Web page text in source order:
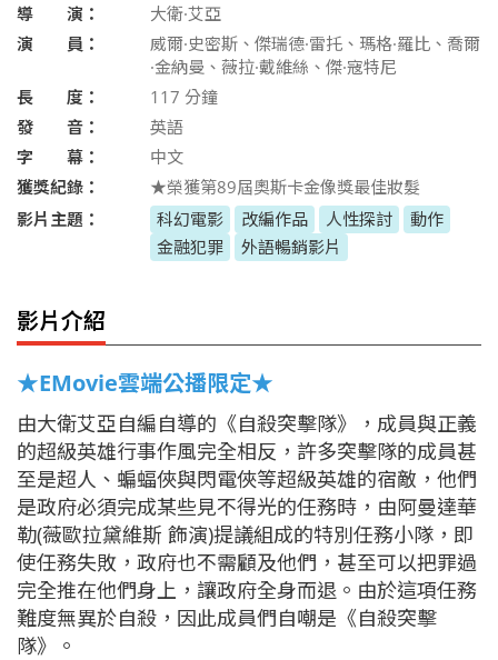
導 演：
大衛·艾亞
演 員：
威爾·史密斯、傑瑞德·雷托、瑪格·羅比、喬爾
·金納曼、薇拉·戴維絲、傑·寇特尼
長 度：
117 分鐘
發 音：
英語
字 幕：
中文
獲獎紀錄：
★榮獲第89屆奧斯卡金像獎最佳妝髮
影片主題：
科幻電影 改編作品 人性探討
動作
金融犯罪
外語暢銷影片
影片介紹
★EMovie雲端公播限定★
由大衛艾亞自編自導的《自殺突擊隊》，成員與正義
的超級英雄行事作風完全相反，許多突擊隊的成員甚
至是超人、蝙蝠俠與閃電俠等超級英雄的宿敵，他們
是政府必須完成某些見不得光的任務時，由阿曼達華
勒(薇歐拉黛維斯 飾演)提議組成的特別任務小隊，即
使任務失敗，政府也不需顧及他們，甚至可以把罪過
完全推在他們身上，讓政府全身而退。由於這項任務
難度無異於自殺，因此成員們自嘲是《自殺突擊
隊》。